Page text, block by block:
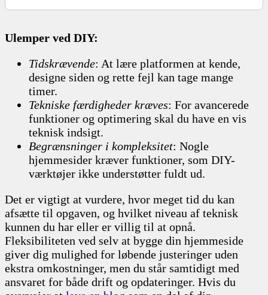
Ulemper ved DIY:
Tidskrævende: At lære platformen at kende,
designe siden og rette fejl kan tage mange
timer.
Tekniske færdigheder kræves: For avancerede
funktioner og optimering skal du have en vis
teknisk indsigt.
Begrænsninger i kompleksitet: Nogle
hjemmesider kræver funktioner, som DIY-
værktøjer ikke understøtter fuldt ud.
Det er vigtigt at vurdere, hvor meget tid du kan
afsætte til opgaven, og hvilket niveau af teknisk
kunnen du har eller er villig til at opnå.
Fleksibiliteten ved selv at bygge din hjemmeside
giver dig mulighed for løbende justeringer uden
ekstra omkostninger, men du står samtidigt med
ansvaret for både drift og opdateringer. Hvis du